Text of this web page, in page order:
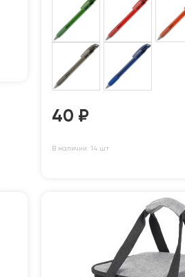
40 ₽
В наличии: 14 шт